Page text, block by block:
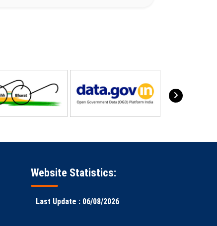
Website Statistics:
Last Update : 06/08/2026